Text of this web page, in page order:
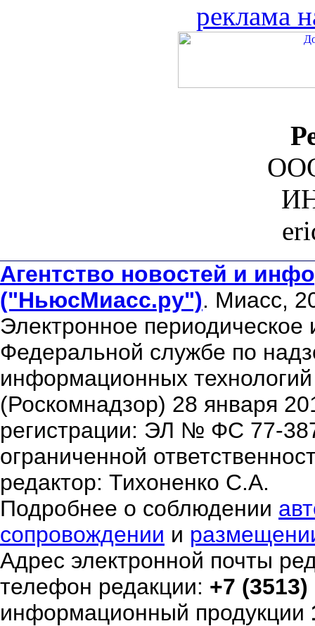
реклама
Агентство новостей и
("НьюсМиасс.ру"). Миасс,
Электронное периодическое
Федеральной службе по
информационных
(Роскомнадзор) 28 января
регистрации: ЭЛ № ФС 77-
ограниченной
редактор: Тихоненко С.А.
Подробнее о соблюдении
сопровождении и
Адрес электронной почты
телефон редакции: +7
информационный продукции